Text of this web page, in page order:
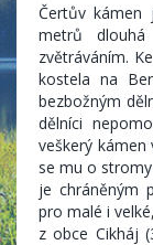
Čertův kámen
metrů
zvětráváním.
kostela na
bezbožným
dělníci
veškerý kámen
se mu o
je chráněným
pro malé i
z obce Cikháj